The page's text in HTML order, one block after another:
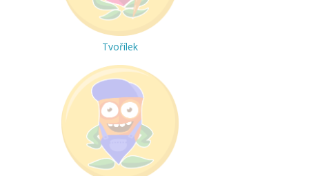
Tvořílek